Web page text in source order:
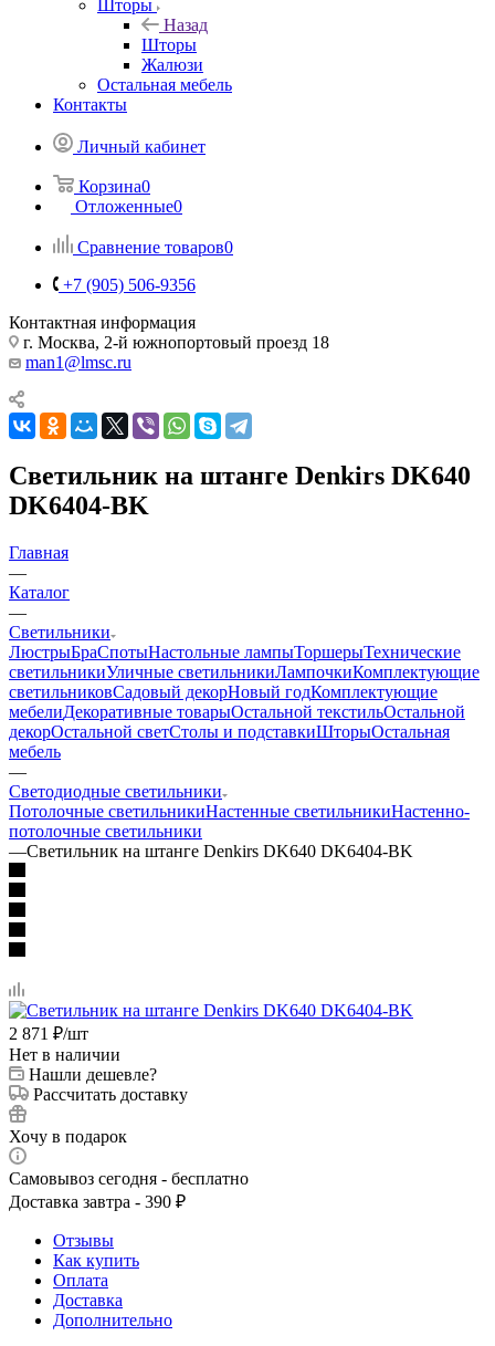
Шторы
Назад
Шторы
Жалюзи
Остальная мебель
Контакты
Личный кабинет
Корзина0
Отложенные0
Сравнение товаров0
+7 (905) 506-9356
Контактная информация
г. Москва, 2-й южнопортовый проезд 18
man1@lmsc.ru
Светильник на штанге Denkirs DK640
DK6404-BK
Главная
—
Каталог
—
Светильники
ЛюстрыБраСпотыНастольные лампыТоршерыТехнические
светильникиУличные светильникиЛампочкиКомплектующие
светильниковСадовый декорНовый годКомплектующие
мебелиДекоративные товарыОстальной текстильОстальной
декорОстальной светСтолы и подставкиШторыОстальная
мебель
—
Светодиодные светильники
Потолочные светильникиНастенные светильникиНастенно-
потолочные светильники
—Светильник на штанге Denkirs DK640 DK6404-BK
2 871 ₽/шт
Нет в наличии
Нашли дешевле?
Рассчитать доставку
Хочу в подарок
Самовывоз сегодня - бесплатно
Доставка завтра - 390 ₽
Отзывы
Как купить
Оплата
Доставка
Дополнительно